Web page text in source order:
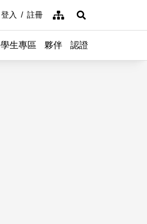
登入 註冊 網站導覽展開搜尋
學生專區 夥伴 認證